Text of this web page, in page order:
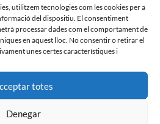
utilitzem tecnologies com les cookies per a
del dispositiu. El consentiment
processar dades com el comportament de
en aquest lloc. No consentir o retirar el
unes certes característiques i
totes
Denegar
DEL CE SABADELL FC
SE OFICIALMENT